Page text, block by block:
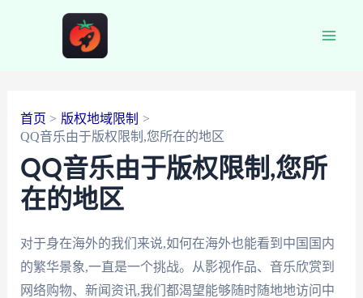
首页
版权地域限制
QQ音乐由于版权限制,您所在的地区
QQ音乐由于版权限制,您所
在的地区
对于身在海外的我们来说,如何在海外也能看到中国国内
的繁华景象,一直是一个挑战。从影视作品、音乐欣赏到
网络购物、新闻资讯,我们都渴望能够随时随地地访问中